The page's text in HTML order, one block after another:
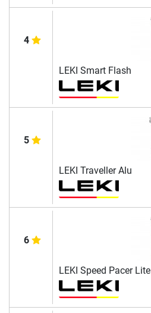
4
LEKI Smart Flash
5
LEKI Traveller Alu
6
LEKI Speed Pacer Lite